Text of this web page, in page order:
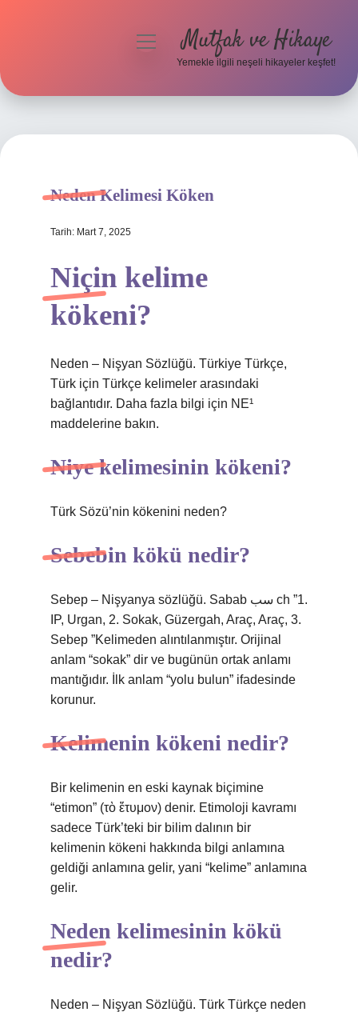
Hakkımızda
menüyüMutfak ve Hikaye
Yemekle ilgili neşeli hikayeler keşfet!
Neden Kelimesi Köken
Tarih: Mart 7, 2025
Niçin kelime
kökeni?
Neden – Nişyan Sözlüğü. Türkiye Türkçe,
Türk için Türkçe kelimeler arasındaki
bağlantıdır. Daha fazla bilgi için NE¹
maddelerine bakın.
Niye kelimesinin kökeni?
Türk Sözü’nin kökenini neden?
Sebebin kökü nedir?
Sebep – Nişyanya sözlüğü. Sabab سب ch ”1.
IP, Urgan, 2. Sokak, Güzergah, Araç, Araç, 3.
Sebep ”Kelimeden alıntılanmıştır. Orijinal
anlam “sokak” dir ve bugünün ortak anlamı
mantığıdır. İlk anlam “yolu bulun” ifadesinde
korunur.
Kelimenin kökeni nedir?
Bir kelimenin en eski kaynak biçimine
“etimon” (τὸ ἔτυμον) denir. Etimoloji kavramı
sadece Türk’teki bir bilim dalının bir
kelimenin kökeni hakkında bilgi anlamına
geldiği anlamına gelir, yani “kelime” anlamına
gelir.
Neden kelimesinin kökü
nedir?
Neden – Nişyan Sözlüğü. Türk Türkçe neden